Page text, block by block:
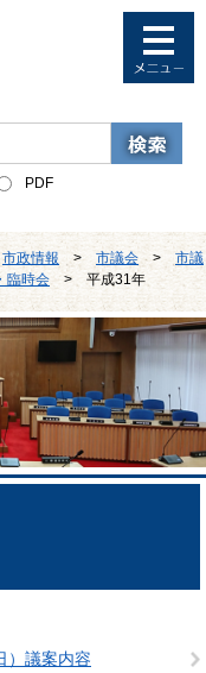
PDF
市政情報 > 市議会 >
市議
臨時会 > 平成31年
）議案内容